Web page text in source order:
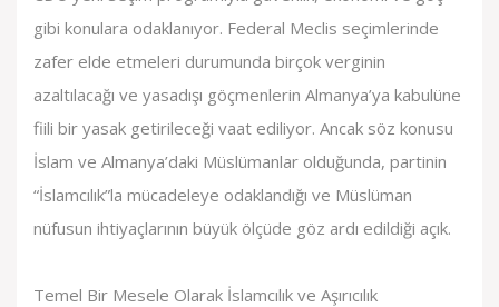
gibi konulara odaklanıyor. Federal Meclis seçimlerinde
zafer elde etmeleri durumunda birçok verginin
azaltılacağı ve yasadışı göçmenlerin Almanya’ya kabulüne
fiili bir yasak getirileceği vaat ediliyor. Ancak söz konusu
İslam ve Almanya’daki Müslümanlar olduğunda, partinin
“İslamcılık”la mücadeleye odaklandığı ve Müslüman
nüfusun ihtiyaçlarının büyük ölçüde göz ardı edildiği açık.
Temel Bir Mesele Olarak İslamcılık ve Aşırıcılık